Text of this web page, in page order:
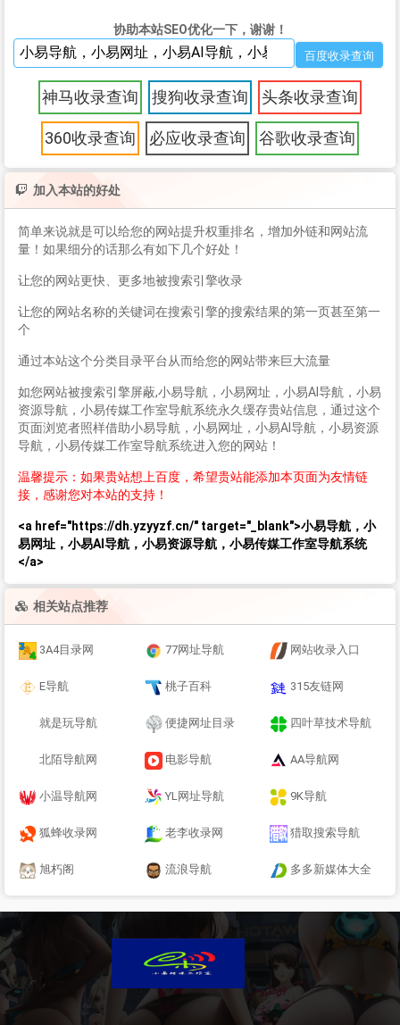
协助本站SEO优化一下，谢谢！
神马收录查询 搜狗收录查询 头条收录查询
360收录查询 必应收录查询 谷歌收录查询
加入本站的好处
简单来说就是可以给您的网站提升权重排名，增加外链和网站流
量！如果细分的话那么有如下几个好处！
让您的网站更快、更多地被搜索引擎收录
让您的网站名称的关键词在搜索引擎的搜索结果的第一页甚至第一
个
通过本站这个分类目录平台从而给您的网站带来巨大流量
如您网站被搜索引擎屏蔽,小易导航，小易网址，小易AI导航，小易
资源导航，小易传媒工作室导航系统永久缓存贵站信息，通过这个
页面浏览者照样借助小易导航，小易网址，小易AI导航，小易资源
导航，小易传媒工作室导航系统进入您的网站！
温馨提示：如果贵站想上百度，希望贵站能添加本页面为友情链
接，感谢您对本站的支持！
<a href="https://dh.yzyyzf.cn/" target="_blank">小易导航，小
易网址，小易AI导航，小易资源导航，小易传媒工作室导航系统
</a>
相关站点推荐
3A4目录网 77网址导航 网站收录入口
E导航 桃子百科 315友链网
就是玩导航 便捷网址目录 四叶草技术导航
北陌导航网 电影导航 AA导航网
小温导航网 YL网址导航 9K导航
狐蜂收录网 老李收录网 猎取搜索导航
旭朽阁 流浪导航 多多新媒体大全